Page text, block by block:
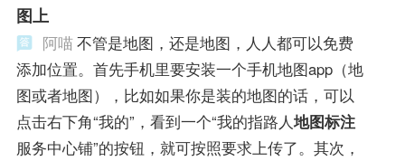
图上
阿喵不管是地图，还是地图，人人都可以免费
添加位置。首先手机里要安装一个手机地图app（地
图或者地图），比如如果你是装的地图的话，可以
点击右下角“我的”，看到一个“我的指路人地图标注
服务中心铺”的按钮，就可按照要求上传了。其次，